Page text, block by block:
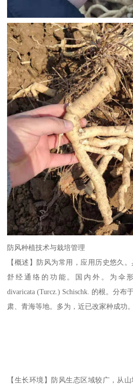
防风种植技术与栽培管理
【概述】防风为常用，应用历史悠久
舒经通络的功能。国内外。为伞形
divaricata (Turcz.) Schischk. 的根。分
肃、青海等地。多为，近已改家种成功。
【生长环境】防风生态区域较广，从